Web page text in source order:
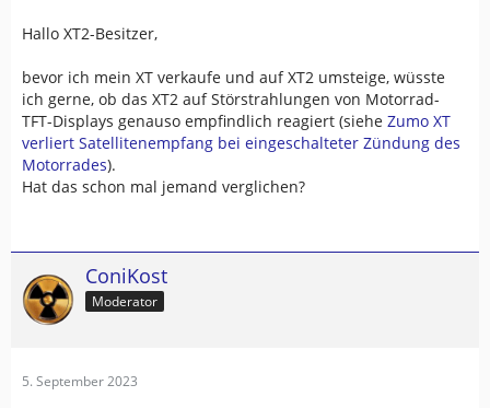
Hallo XT2-Besitzer,
bevor ich mein XT verkaufe und auf XT2 umsteige, wüsste
ich gerne, ob das XT2 auf Störstrahlungen von Motorrad-
TFT-Displays genauso empfindlich reagiert (siehe Zumo XT
verliert Satellitenempfang bei eingeschalteter Zündung des
Motorrades).
Hat das schon mal jemand verglichen?
ConiKost
Moderator
5. September 2023